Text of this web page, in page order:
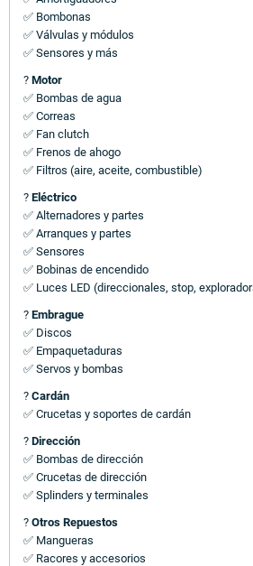
✅ Bombonas
✅ Válvulas y módulos
✅ Sensores y más
? Motor
✅ Bombas de agua
✅ Correas
✅ Fan clutch
✅ Frenos de ahogo
✅ Filtros (aire, aceite, combustible)
? Eléctrico
✅ Alternadores y partes
✅ Arranques y partes
✅ Sensores
✅ Bobinas de encendido
✅ Luces LED (direccionales, stop,
? Embrague
✅ Discos
✅ Empaquetaduras
✅ Servos y bombas
? Cardán
✅ Crucetas y soportes de cardán
? Dirección
✅ Bombas de dirección
✅ Crucetas de dirección
✅ Splinders y terminales
? Otros Repuestos
✅ Mangueras
✅ Racores y accesorios